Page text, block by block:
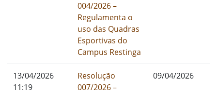
004/2026 –
Regulamenta o
uso das Quadras
Esportivas do
Campus Restinga
13/04/2026
11:19
Resolução
007/2026 –
09/04/2026